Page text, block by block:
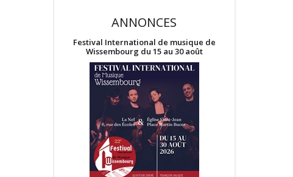
ANNONCES
Festival International de musique de
Wissembourg du 15 au 30 août